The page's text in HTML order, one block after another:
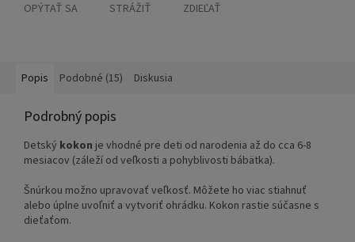
OPÝTAŤ SA STRÁŽIŤ ZDIEĽAŤ
Popis Podobné (15) Diskusia
Podrobný popis
Detský kokon je vhodné pre deti od narodenia až do cca 6-8
mesiacov (záleží od veľkosti a pohyblivosti bábätka).
Šnúrkou možno upravovať veľkosť. Môžete ho viac stiahnuť
alebo úplne uvoľniť a vytvoriť ohrádku. Kokon rastie súčasne s
dieťaťom.